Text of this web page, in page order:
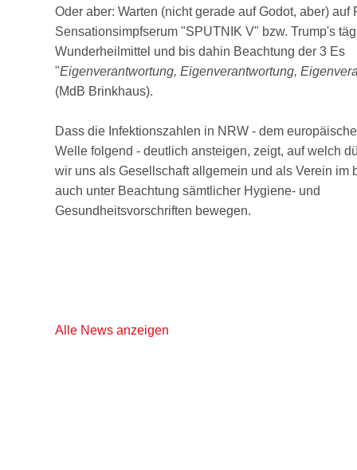
Oder aber: Warten (nicht gerade auf Godot, aber) auf
Sensationsimpfserum "SPUTNIK V" bzw. Trump's
Wunderheilmittel und bis dahin Beachtung der 3 Es
"Eigenverantwortung, Eigenverantwortung,
(MdB Brinkhaus).
Dass die Infektionszahlen in NRW - dem
Welle folgend - deutlich ansteigen, zeigt, auf welch
wir uns als Gesellschaft allgemein und als Verein im
auch unter Beachtung sämtlicher Hygiene- und
Gesundheitsvorschriften bewegen.
Alle News anzeigen